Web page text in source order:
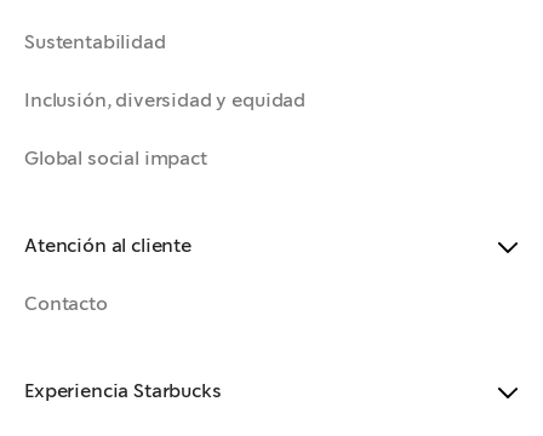
Sustentabilidad
Inclusión, diversidad y equidad
Global social impact
Atención al cliente
Contacto
Experiencia Starbucks